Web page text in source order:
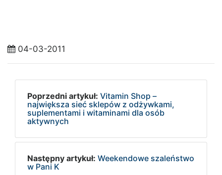
04-03-2011
Poprzedni artykuł: Vitamin Shop –
największa sieć sklepów z odżywkami,
suplementami i witaminami dla osób
aktywnych
Następny artykuł: Weekendowe szaleństwo
w Pani K